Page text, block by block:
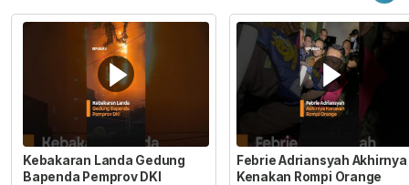
Kebakaran Landa Gedung
Bapenda Pemprov DKI
Febrie Adriansyah Akhirnya
Kenakan Rompi Orange